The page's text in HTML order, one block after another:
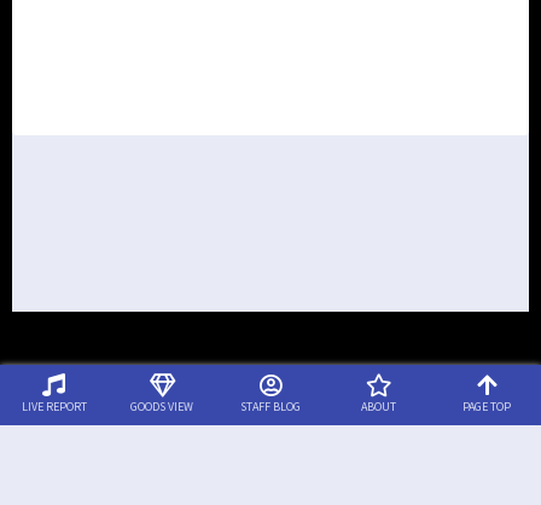
LIVE REPORT GOODS VIEW STAFF BLOG ABOUT PAGE TOP